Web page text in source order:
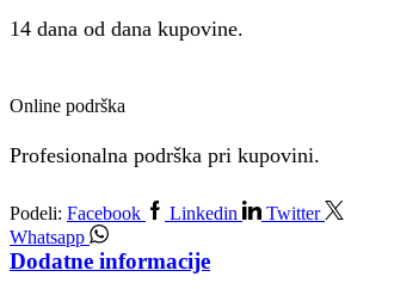
14 dana od dana kupovine.
Online podrška
Profesionalna podrška pri kupovini.
Podeli: Facebook Linkedin
Twitter
Whatsapp
Dodatne informacije